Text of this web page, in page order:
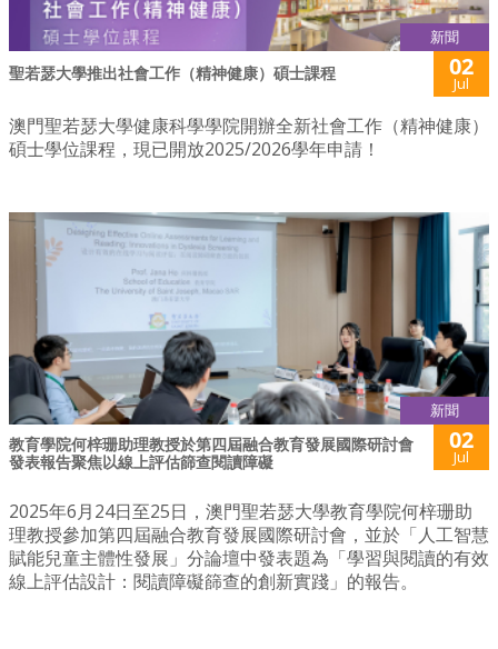
新聞
聖若瑟大學推出社會工作（精神健康）碩士課程 02
Jul
澳門聖若瑟大學健康科學學院開辦全新社會工作（精神健康）
碩士學位課程，現已開放2025/2026學年申請！
新聞
教育學院何梓珊助理教授於第四屆融合教育發展國際研討會
發表報告聚焦以線上評估篩查閱讀障礙
02
Jul
2025年6月24日至25日，澳門聖若瑟大學教育學院何梓珊助
理教授參加第四屆融合教育發展國際研討會，並於「人工智慧
賦能兒童主體性發展」分論壇中發表題為「學習與閱讀的有效
線上評估設計：閱讀障礙篩查的創新實踐」的報告。